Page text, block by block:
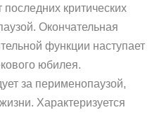
критических
Окончательная
функции наступает
юбилея.
за перименопаузой,
Характеризуется